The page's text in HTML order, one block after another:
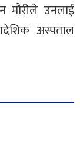
उनलाई
अस्पताल